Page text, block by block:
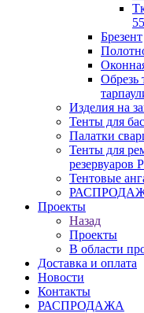
Брезент
Обрезь
Изделия на
Тенты для
Палатки
Тенты для
резервуаров
Тентовые
Проекты
Назад
Проекты
В области
Доставка и оплата
Новости
Контакты
РАСПРОДАЖА